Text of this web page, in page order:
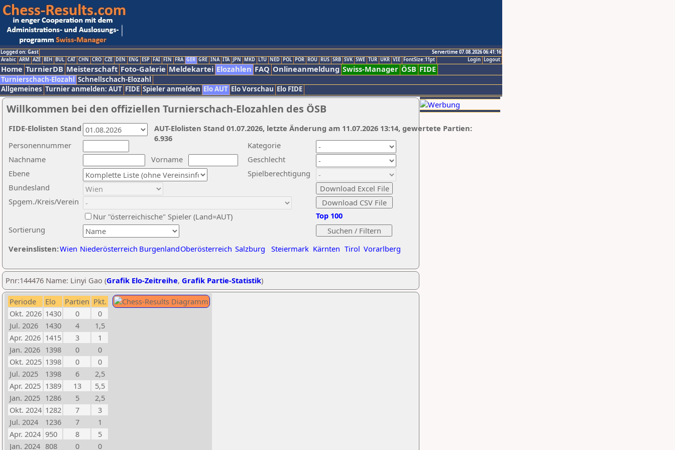
Logged on: Gast
Servertime 07.08.2026 06:41:16
Logout
Login
Arabic ARM AZE BIH BUL CAT CHN CRO CZE DEN ENG ESP FAI FIN FRA GER GRE INA ITA JPN MKD LTU NED POL POR ROU RUS SRB SVK SWE TUR UKR VIE FontSize:11pt
Home TurnierDB Meisterschaft Foto-Galerie Meldekartei Elozahlen FAQ Onlineanmeldung Swiss-Manager ÖSB FIDE
Turnierschach-Elozahl Schnellschach-Elozahl
Allgemeines Turnier anmelden: AUT FIDE Spieler anmelden Elo AUT Elo Vorschau Elo FIDE
Willkommen bei den offiziellen Turnierschach-Elozahlen des ÖSB
Nachname
Vorname
Ebene
Kategorie
Sortierung
Personennummer
Bundesland
Spgem./Kreis/Verein
Geschlecht
Nur "österreichische" Spieler (Land=AUT)
Spielberechtigung
Vereinslisten:Wien Niederösterreich BurgenlandOberösterreich Salzburg Steiermark Kärnten Tirol Vorarlberg
Top 100
AUT-Elolisten Stand 01.07.2026, letzte Änderung am 11.07.2026 13:14, gewertete Partien:
6.936
FIDE-Elolisten Stand
Pnr:144476 Name: Linyi Gao (Grafik Elo-Zeitreihe, Grafik Partie-Statistik)
Periode Elo Partien Pkt.
Okt. 2026 1430 0
0
Jul. 2026
1430 4
1,5
Apr. 2026 1415 3
1
Jan. 2026 1398 0
0
Okt. 2025 1398 0
0
Jul. 2025
1398 6
2,5
Apr. 2025 1389 13
5,5
Jan. 2025 1286 5
2,5
Okt. 2024 1282 7
3
Jul. 2024
1236 7
1
Apr. 2024 950 8
5
Jan. 2024 808 0 0